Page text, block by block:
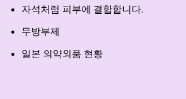
자석처럼 피부에 결합합니다.
무방부제
일본 의약외품 현황